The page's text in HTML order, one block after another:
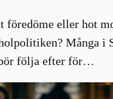
föredöme eller hot
Många i
följa efter för…